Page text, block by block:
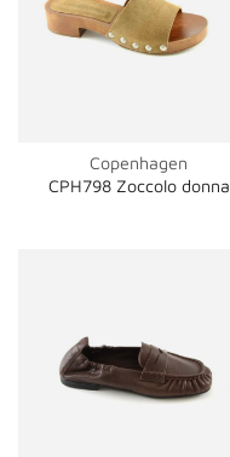
Copenhagen
CPH798 Zoccolo donna